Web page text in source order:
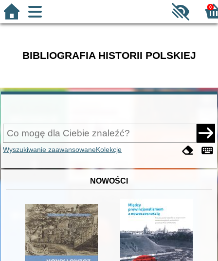
0
BIBLIOGRAFIA HISTORII POLSKIEJ
Wyszukiwanie zaawansowaneKolekcje
NOWOŚCI